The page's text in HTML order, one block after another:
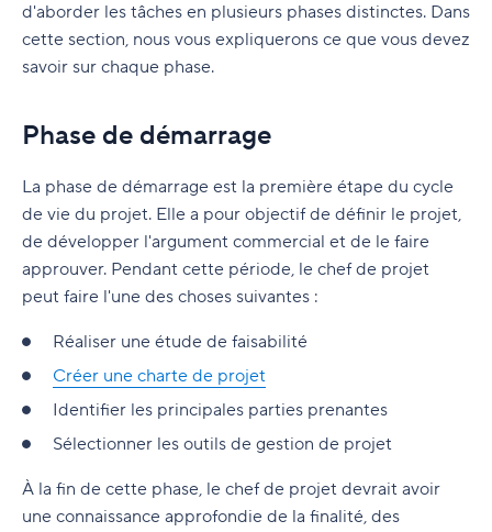
Pourquoi utiliser un logiciel de gestion de projet
?
gestion de projet ?
Quand faut-il investir dans un logiciel de gestion
de projet ?
Combien coûte un logiciel de gestion du travail
Comment choisir un logiciel de gestion de
de projet
Comment constituer une équipe de projet ?
performante ?
Faites le succès de la réunion de lancement du
projet
Astuces pour une gestion d'équipe efficace
Comment créer un environnement de travail
Techniques et astuces de gestion de projet
Astuces pour la collaboration à distance et pour
les réunions virtuelles
L'histoire de la méthodologie Agile
Les 12 principes agiles
Quand ne pas utiliser la méthode de gestion de
projet Agile
Agile vs Scrum
La gestion de projet Agile vs Waterfall
Ressources supplémentaires Agile
Difficultés courantes lors de l'adoption de la
gestion de projet Agile
mise en œuvre d'Agile dans l'environnement
Les cinq meilleurs livres sur la méthodologie
Agile
Entreprises leader qui utilisent la méthodologie
Agile
Comment choisir le meilleur outil de gestion de
projet Agile ?
Le déploiement de votre premier flux de travail
et plan de projet Agile
Plus qu'une méthodologie : Comment créer un
environnement Agile ?
Cadres de gestion de projet
B. Qu'est-ce que les cadres Agile ont en
C. Le cadre Scrum
D. Autres méthodes Agile populaires pour la
gestion de projet
pour choisir le bon cadre
G. Outils de gestion de projet agile gratuits
Formation et ressources pour la gestion de
Formation en gestion de projet
Livres sur la gestion de projet
Inspiration de leadership
Glossaire
FAQ
Développement professionnel
Méthodologies
Outils
PM Software Features
Terminologie avancée
Terminologie de base
d'aborder les tâches en plusieurs phases distinctes. Dans
cette section, nous vous expliquerons ce que vous devez
savoir sur chaque phase.
Phase de démarrage
La phase de démarrage est la première étape du cycle
de vie du projet. Elle a pour objectif de définir le projet,
de développer l'argument commercial et de le faire
approuver. Pendant cette période, le chef de projet
peut faire l'une des choses suivantes :
Réaliser une étude de faisabilité
Créer une charte de projet
Identifier les principales parties prenantes
Sélectionner les outils de gestion de projet
À la fin de cette phase, le chef de projet devrait avoir
une connaissance approfondie de la finalité, des